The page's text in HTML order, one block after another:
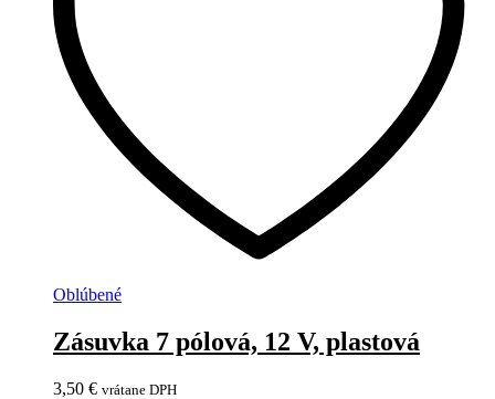
Oblúbené
Zásuvka 7 pólová, 12 V, plastová
3,50 € vrátane DPH